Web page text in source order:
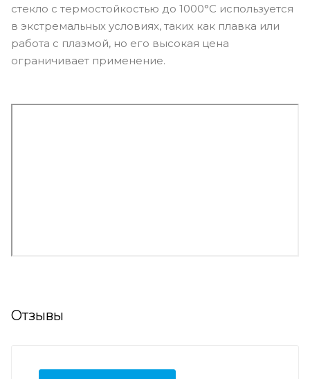
стекло с термостойкостью до 1000°C используется
в экстремальных условиях, таких как плавка или
работа с плазмой, но его высокая цена
ограничивает применение.
Отзывы